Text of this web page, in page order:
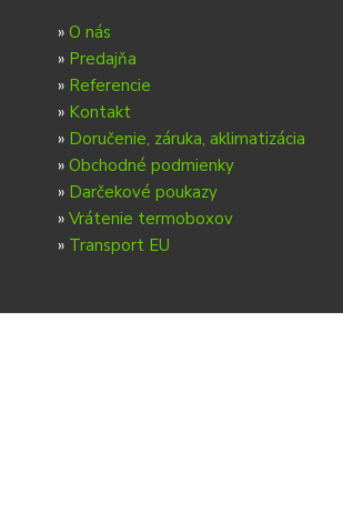
» O nás
» Predajňa
» Referencie
» Kontakt
» Doručenie, záruka, aklimatizácia
» Obchodné podmienky
» Darčekové poukazy
» Vrátenie termoboxov
» Transport EU